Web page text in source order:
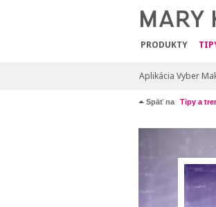
PRODUKTY
Aplikácia Vyber
Späť na Tipy a